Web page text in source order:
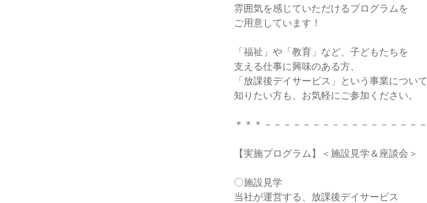
雰囲気を感じていただけるプログラムを
ご用意しています！
「福祉」や「教育」など、子どもたちを
支える仕事に興味のある方、
「放課後デイサービス」という事業について
知りたい方も、お気軽にご参加ください。
＊＊＊－－－－－－－－－－－－－－－－－
【実施プログラム】＜施設見学＆座談会＞
〇施設見学
当社が運営する、放課後デイサービス